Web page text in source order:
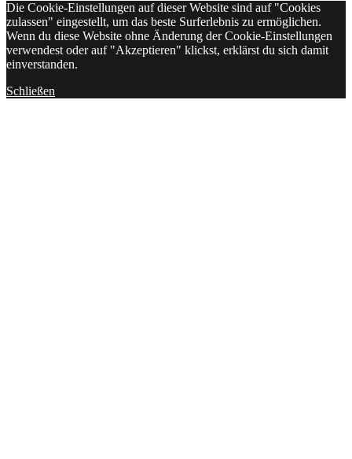
Die Cookie-Einstellungen auf dieser Website sind auf "Cookies
zulassen" eingestellt, um das beste Surferlebnis zu ermöglichen.
Wenn du diese Website ohne Änderung der Cookie-Einstellungen
verwendest oder auf "Akzeptieren" klickst, erklärst du sich damit
einverstanden.
Schließen